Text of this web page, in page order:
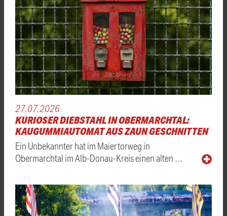
27.07.2026
KURIOSER DIEBSTAHL IN OBERMARCHTAL:
KAUGUMMIAUTOMAT AUS ZAUN GESCHNITTEN
Ein Unbekannter hat im Maiertorweg in
Obermarchtal im Alb-Donau-Kreis einen alten …